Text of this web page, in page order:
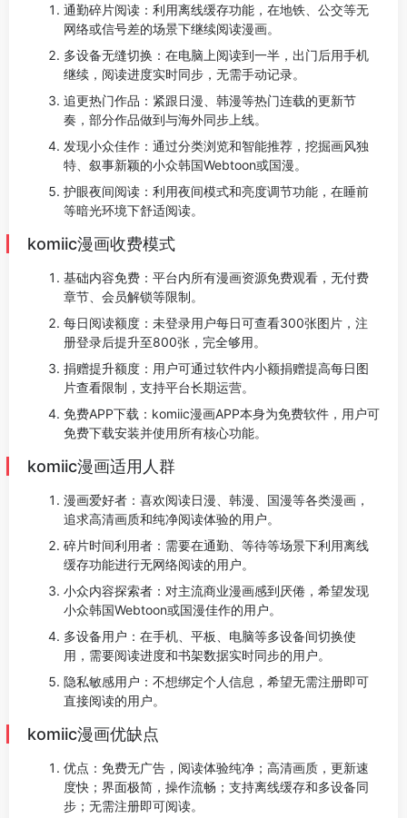
通勤碎片阅读：利用离线缓存功能，在地铁、公交等无
网络或信号差的场景下继续阅读漫画。
多设备无缝切换：在电脑上阅读到一半，出门后用手机
继续，阅读进度实时同步，无需手动记录。
追更热门作品：紧跟日漫、韩漫等热门连载的更新节
奏，部分作品做到与海外同步上线。
发现小众佳作：通过分类浏览和智能推荐，挖掘画风独
特、叙事新颖的小众韩国Webtoon或国漫。
护眼夜间阅读：利用夜间模式和亮度调节功能，在睡前
等暗光环境下舒适阅读。
komiic漫画收费模式
基础内容免费：平台内所有漫画资源免费观看，无付费
章节、会员解锁等限制。
每日阅读额度：未登录用户每日可查看300张图片，注
册登录后提升至800张，完全够用。
捐赠提升额度：用户可通过软件内小额捐赠提高每日图
片查看限制，支持平台长期运营。
免费APP下载：komiic漫画APP本身为免费软件，用户可
免费下载安装并使用所有核心功能。
komiic漫画适用人群
漫画爱好者：喜欢阅读日漫、韩漫、国漫等各类漫画，
追求高清画质和纯净阅读体验的用户。
碎片时间利用者：需要在通勤、等待等场景下利用离线
缓存功能进行无网络阅读的用户。
小众内容探索者：对主流商业漫画感到厌倦，希望发现
小众韩国Webtoon或国漫佳作的用户。
多设备用户：在手机、平板、电脑等多设备间切换使
用，需要阅读进度和书架数据实时同步的用户。
隐私敏感用户：不想绑定个人信息，希望无需注册即可
直接阅读的用户。
komiic漫画优缺点
优点：免费无广告，阅读体验纯净；高清画质，更新速
度快；界面极简，操作流畅；支持离线缓存和多设备同
步；无需注册即可阅读。